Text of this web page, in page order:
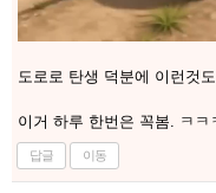
도로로 탄생 덕분에 이런것
이거 하루 한번은 꼭봄. ㅋㅋ
답글 이동